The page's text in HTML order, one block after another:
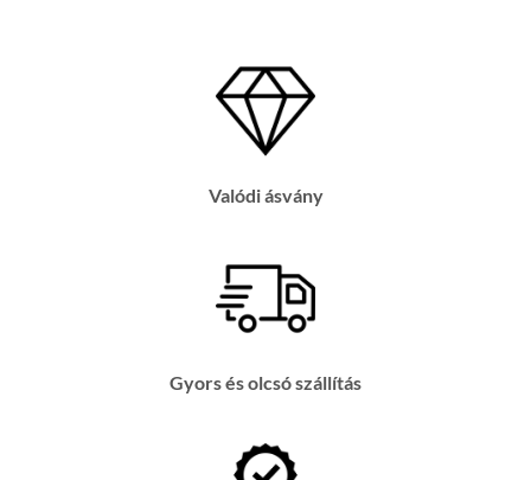
Valódi ásvány
Gyors és olcsó szállítás